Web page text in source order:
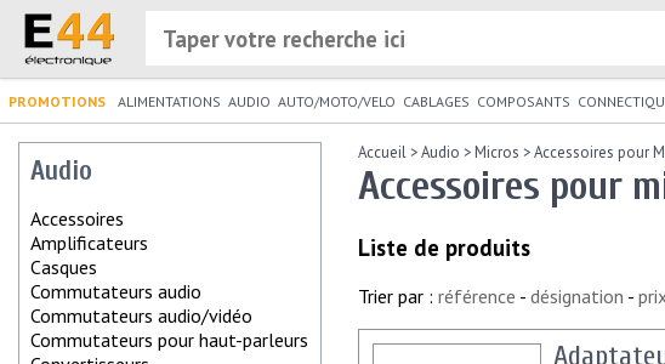
PROMOTIONS ALIMENTATIONS AUDIO AUTO/MOTO/VELO CABLAGES COMPOSANTS
Audio
Accessoires
Amplificateurs
Casques
Commutateurs audio
Commutateurs audio/vidéo
Commutateurs pour haut-parleurs
Accueil >Audio >Micros >Accessoires pour
Accessoires pour
Liste de produits
Trier par : référence - désignation -